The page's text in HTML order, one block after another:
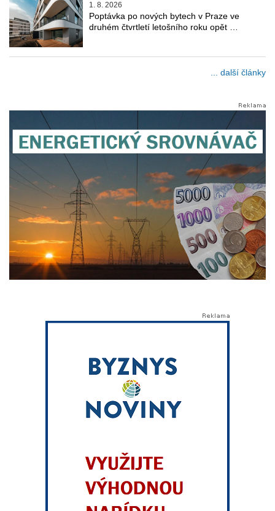
1. 8. 2026
Poptávka po nových bytech v Praze ve
druhém čtvrtletí letošního roku opět …
... další články